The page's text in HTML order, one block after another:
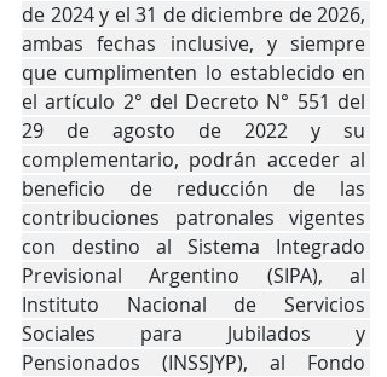
de 2024 y el 31 de diciembre de 2026,
ambas fechas inclusive, y siempre
que cumplimenten lo establecido en
el artículo 2° del Decreto N° 551 del
29 de agosto de 2022 y su
complementario, podrán acceder al
beneficio de reducción de las
contribuciones patronales vigentes
con destino al Sistema Integrado
Previsional Argentino (SIPA), al
Instituto Nacional de Servicios
Sociales para Jubilados y
Pensionados (INSSJYP), al Fondo